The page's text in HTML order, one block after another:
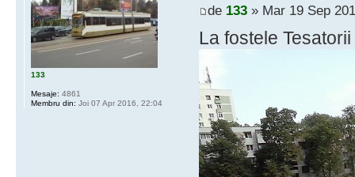
de 133» Mar 19 Sep
La fostele
133
Mesaje: 4861
Membru din: Joi 07 Apr 2016, 22:04